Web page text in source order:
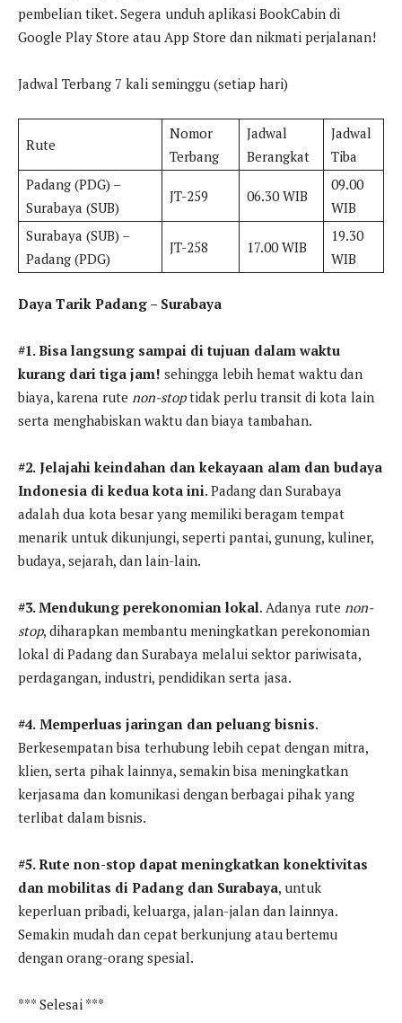
pembelian tiket. Segera unduh aplikasi BookCabin di
Google Play Store atau App Store dan nikmati perjalanan!
Jadwal Terbang 7 kali seminggu (setiap hari)
Rute
Nomor
Terbang
Jadwal
Berangkat
Jadwal
Tiba
Padang (PDG) –
Surabaya (SUB)
JT-259 06.30 WIB
09.00
WIB
Surabaya (SUB) –
Padang (PDG)
JT-258 17.00 WIB
19.30
WIB
Daya Tarik Padang – Surabaya
#1. Bisa langsung sampai di tujuan dalam waktu
kurang dari tiga jam! sehingga lebih hemat waktu dan
biaya, karena rute non-stoptidak perlu transit di kota lain
serta menghabiskan waktu dan biaya tambahan.
#2. Jelajahi keindahan dan kekayaan alam dan budaya
Indonesia di kedua kota ini. Padang dan Surabaya
adalah dua kota besar yang memiliki beragam tempat
menarik untuk dikunjungi, seperti pantai, gunung, kuliner,
budaya, sejarah, dan lain-lain.
#3. Mendukung perekonomian lokal. Adanya rute non-
stop, diharapkan membantu meningkatkan perekonomian
lokal di Padang dan Surabaya melalui sektor pariwisata,
perdagangan, industri, pendidikan serta jasa.
#4. Memperluas jaringan dan peluang bisnis.
Berkesempatan bisa terhubung lebih cepat dengan mitra,
klien, serta pihak lainnya, semakin bisa meningkatkan
kerjasama dan komunikasi dengan berbagai pihak yang
terlibat dalam bisnis.
#5. Rute non-stop dapat meningkatkan konektivitas
dan mobilitas di Padang dan Surabaya, untuk
keperluan pribadi, keluarga, jalan-jalan dan lainnya.
Semakin mudah dan cepat berkunjung atau bertemu
dengan orang-orang spesial.
*** Selesai ***